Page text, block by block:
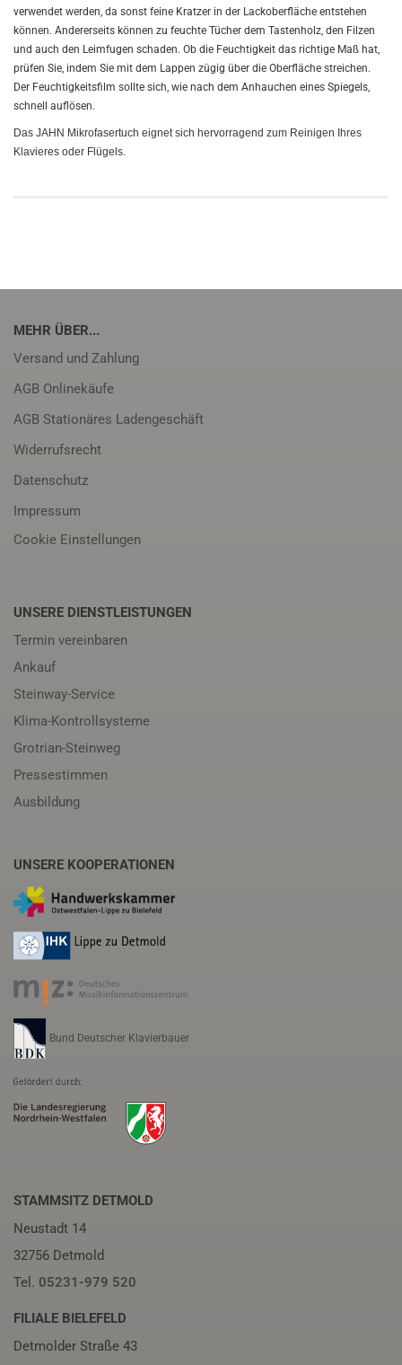
verwendet werden, da sonst feine Kratzer in der Lackoberfläche entstehen
können. Andererseits können zu feuchte Tücher dem Tastenholz, den Filzen
und auch den Leimfugen schaden. Ob die Feuchtigkeit das richtige Maß hat,
prüfen Sie, indem Sie mit dem Lappen zügig über die Oberfläche streichen.
Der Feuchtigkeitsfilm sollte sich, wie nach dem Anhauchen eines Spiegels,
schnell auflösen.
Das JAHN Mikrofasertuch eignet sich hervorragend zum Reinigen Ihres
Klavieres oder Flügels.
MEHR ÜBER...
Versand und Zahlung
AGB Onlinekäufe
AGB Stationäres Ladengeschäft
Widerrufsrecht
Datenschutz
Impressum
Cookie Einstellungen
UNSERE DIENSTLEISTUNGEN
Termin vereinbaren
Ankauf
Steinway-Service
Klima-Kontrollsysteme
Grotrian-Steinweg
Pressestimmen
Ausbildung
UNSERE KOOPERATIONEN
Bund Deutscher Klavierbauer
STAMMSITZ DETMOLD
Neustadt 14
32756 Detmold
Tel. 05231-979 520
FILIALE BIELEFELD
Detmolder Straße 43